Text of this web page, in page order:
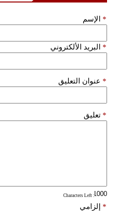
الإسم *
البريد الألكتروني *
عنوان التعليق *
تعليق *
: Characters Left
إلزامي *